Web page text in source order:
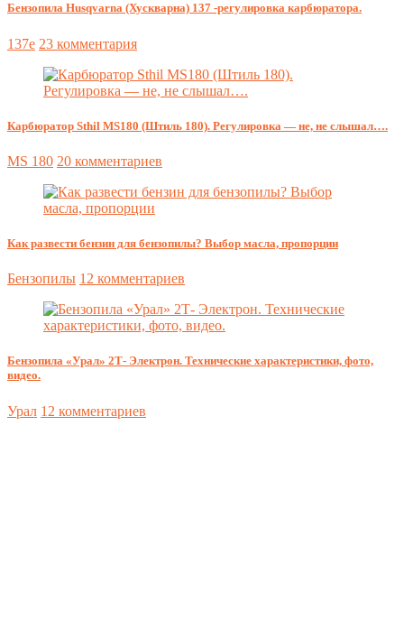
Бензопила Husqvarna (Хускварна) 137 -регулировка карбюратора.
137e 23 комментария
Карбюратор Sthil MS180 (Штиль 180). Регулировка — не, не слышал….
MS 180 20 комментариев
Как развести бензин для бензопилы? Выбор масла, пропорции
Бензопилы 12 комментариев
Бензопила «Урал» 2Т- Электрон. Технические характеристики, фото,
видео.
Урал 12 комментариев